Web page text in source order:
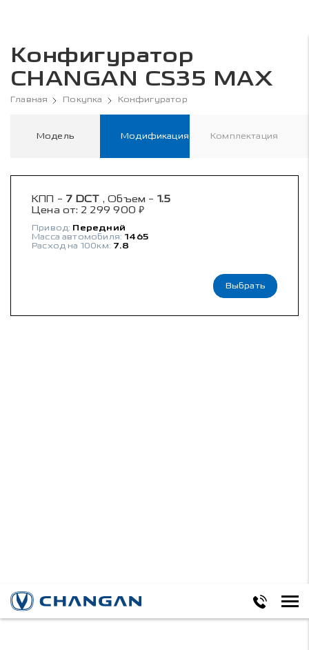
Конфигуратор
CHANGAN CS35 MAX
Главная Покупка Конфигуратор
Модель Модификация Комплектация
КПП - 7 DCT , Объем - 1.5
Цена от: 2 299 900₽
Привод: Передний
Масса автомобиля: 1465
Расход на 100км: 7.8
Выбрать